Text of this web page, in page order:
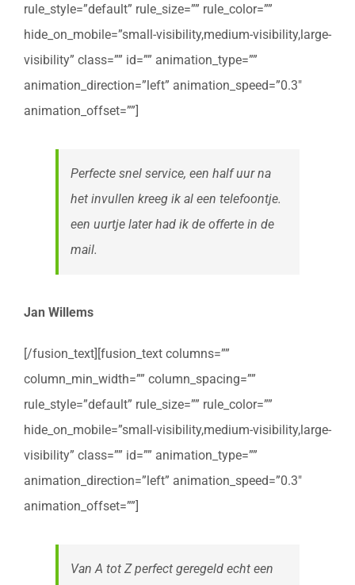
rule_style=”default” rule_size=”” rule_color=””
hide_on_mobile=”small-visibility,medium-visibility,large-
visibility” class=”” id=”” animation_type=””
animation_direction=”left” animation_speed=”0.3″
animation_offset=””]
Perfecte snel service, een half uur na
het invullen kreeg ik al een telefoontje.
een uurtje later had ik de offerte in de
mail.
Jan Willems
[/fusion_text][fusion_text columns=””
column_min_width=”” column_spacing=””
rule_style=”default” rule_size=”” rule_color=””
hide_on_mobile=”small-visibility,medium-visibility,large-
visibility” class=”” id=”” animation_type=””
animation_direction=”left” animation_speed=”0.3″
animation_offset=””]
Van A tot Z perfect geregeld echt een